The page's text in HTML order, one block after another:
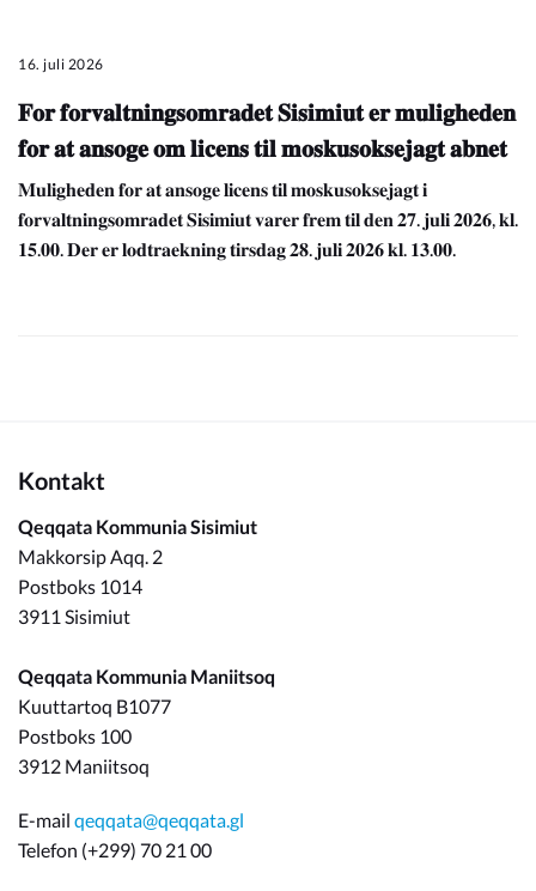
16. juli 2026
𝐅𝐨𝐫 𝐟𝐨𝐫𝐯𝐚𝐥𝐭𝐧𝐢𝐧𝐠𝐬𝐨𝐦𝐫𝐚𝐝𝐞𝐭 𝐒𝐢𝐬𝐢𝐦𝐢𝐮𝐭 𝐞𝐫 𝐦𝐮𝐥𝐢𝐠𝐡𝐞𝐝𝐞𝐧
𝐟𝐨𝐫 𝐚𝐭 𝐚𝐧𝐬𝐨𝐠𝐞 𝐨𝐦 𝐥𝐢𝐜𝐞𝐧𝐬 𝐭𝐢𝐥 𝐦𝐨𝐬𝐤𝐮𝐬𝐨𝐤𝐬𝐞𝐣𝐚𝐠𝐭 𝐚𝐛𝐧𝐞𝐭
𝐌𝐮𝐥𝐢𝐠𝐡𝐞𝐝𝐞𝐧 𝐟𝐨𝐫 𝐚𝐭 𝐚𝐧𝐬𝐨𝐠𝐞 𝐥𝐢𝐜𝐞𝐧𝐬 𝐭𝐢𝐥 𝐦𝐨𝐬𝐤𝐮𝐬𝐨𝐤𝐬𝐞𝐣𝐚𝐠𝐭 𝐢
𝐟𝐨𝐫𝐯𝐚𝐥𝐭𝐧𝐢𝐧𝐠𝐬𝐨𝐦𝐫𝐚𝐝𝐞𝐭 𝐒𝐢𝐬𝐢𝐦𝐢𝐮𝐭 𝐯𝐚𝐫𝐞𝐫 𝐟𝐫𝐞𝐦 𝐭𝐢𝐥 𝐝𝐞𝐧 𝟐𝟕. 𝐣𝐮𝐥𝐢 𝟐𝟎𝟐𝟔, 𝐤𝐥.
𝟏𝟓.𝟎𝟎. 𝐃𝐞𝐫 𝐞𝐫 𝐥𝐨𝐝𝐭𝐫𝐚𝐞𝐤𝐧𝐢𝐧𝐠 𝐭𝐢𝐫𝐬𝐝𝐚𝐠 𝟐𝟖. 𝐣𝐮𝐥𝐢 𝟐𝟎𝟐𝟔 𝐤𝐥. 𝟏𝟑.𝟎𝟎.
Kontakt
Qeqqata Kommunia Sisimiut
Makkorsip Aqq. 2
Postboks 1014
3911 Sisimiut
Qeqqata Kommunia Maniitsoq
Kuuttartoq B1077
Postboks 100
3912 Maniitsoq
E-mail qeqqata@qeqqata.gl
Telefon (+299) 70 21 00